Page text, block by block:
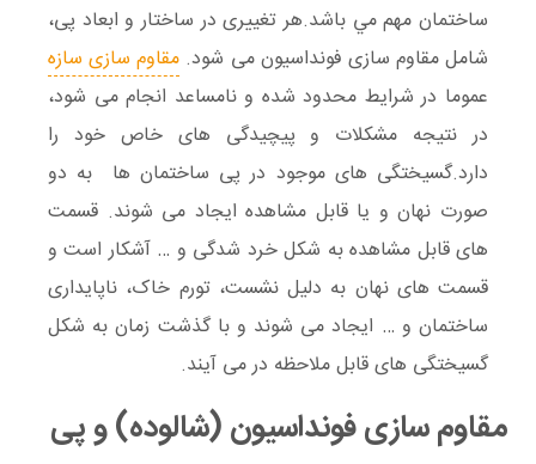
ساختمان مهم مي باشد.هر تغییری در ساختار و ابعاد پی،
شامل مقاوم سازی فونداسیون می شود. مقاوم سازی سازه
عموما در شرایط محدود شده و نامساعد انجام می شود،
در نتیجه مشکلات و پیچیدگی های خاص خود را
دارد.گسیختگی های موجود در پی ساختمان ها به دو
صورت نهان و یا قابل مشاهده ایجاد می شوند. قسمت
های قابل مشاهده به شکل خرد شدگی و … آشکار است و
قسمت های نهان به دلیل نشست، تورم خاک، ناپایداری
ساختمان و … ایجاد می شوند و با گذشت زمان به شکل
گسیختگی های قابل ملاحظه در می آیند.
مقاوم سازی فونداسیون (شالوده) و پی